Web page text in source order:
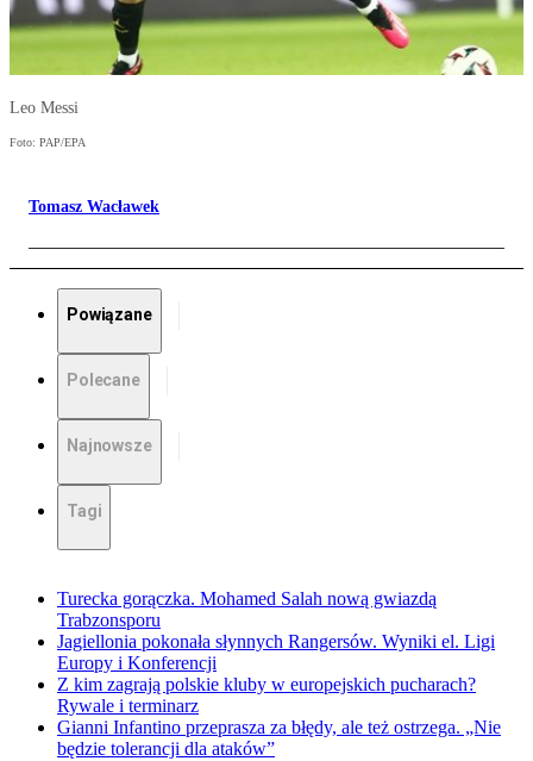
Leo Messi
Foto: PAP/EPA
Tomasz Wacławek
Powiązane
Polecane
Najnowsze
Tagi
Turecka gorączka. Mohamed Salah nową gwiazdą
Trabzonsporu
Jagiellonia pokonała słynnych Rangersów. Wyniki el. Ligi
Europy i Konferencji
Z kim zagrają polskie kluby w europejskich pucharach?
Rywale i terminarz
Gianni Infantino przeprasza za błędy, ale też ostrzega. „Nie
będzie tolerancji dla ataków”